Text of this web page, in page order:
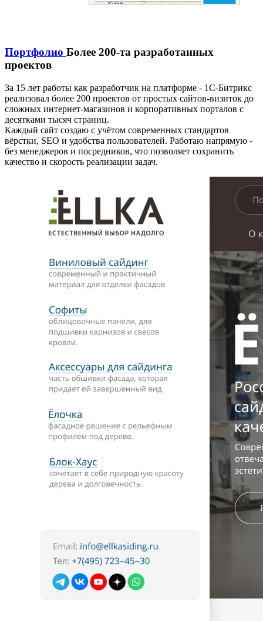
Портфолио Более 200-та разработанных
проектов
За 15 лет работы как разработчик на платформе - 1С-Битрикс
реализовал более 200 проектов от простых сайтов-визиток до
сложных интернет-магазинов и корпоративных порталов с
десятками тысяч страниц.
Каждый сайт создаю с учётом современных стандартов
вёрстки, SEO и удобства пользователей. Работаю напрямую -
без менеджеров и посредников, что позволяет сохранить
качество и скорость реализации задач.